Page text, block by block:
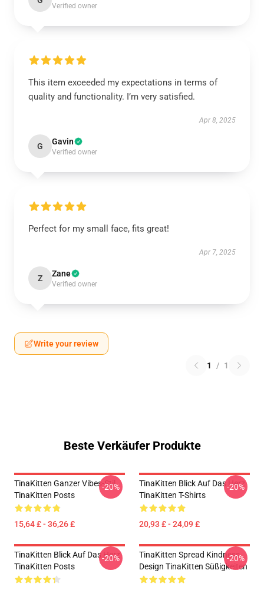
Verified owner
This item exceeded my expectations in terms of
quality and functionality. I’m very satisfied.
Apr 8, 2025
G Gavin
Verified owner
Perfect for my small face, fits great!
Apr 7, 2025
Z Zane
Verified owner
Write your review
1 / 1
Beste Verkäufer Produkte
TinaKitten Ganzer Vibes-Stil
TinaKitten Posts
15,64 £ - 36,26 £
-20%
TinaKitten Blick Auf Das Herz
TinaKitten T-Shirts
20,93 £ - 24,09 £
-20%
TinaKitten Blick Auf Das Herz
TinaKitten Posts
-20%
TinaKitten Spread Kindness
Design TinaKitten Süßigkeiten
-20%